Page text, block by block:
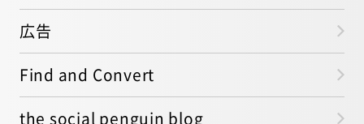
広告
Find and Convert
the social penguin blog